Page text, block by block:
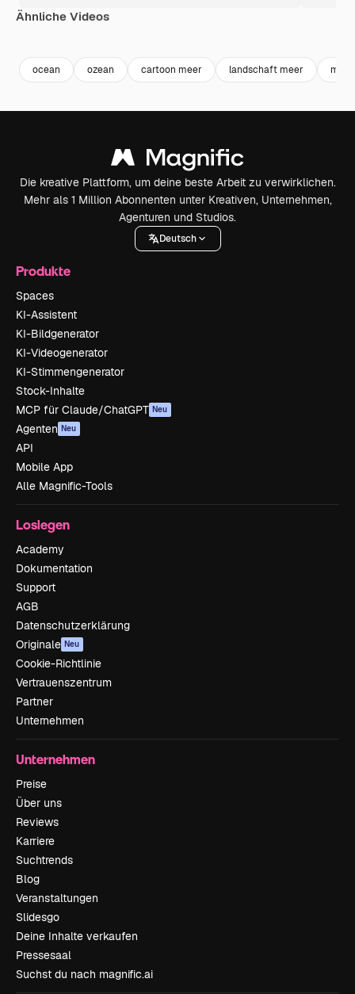
Ähnliche Videos
ocean ozean cartoon meer landschaft meer
Die kreative Plattform, um deine beste Arbeit zu verwirklichen.
Mehr als 1 Million Abonnenten unter Kreativen, Unternehmen,
Agenturen und Studios.
Deutsch
Produkte
Spaces
KI-Assistent
KI-Bildgenerator
KI-Videogenerator
KI-Stimmengenerator
Stock-Inhalte
MCP für Claude/ChatGPT Neu
Agenten Neu
API
Mobile App
Alle Magnific-Tools
Loslegen
Academy
Dokumentation
Support
AGB
Datenschutzerklärung
Originale Neu
Cookie-Richtlinie
Vertrauenszentrum
Partner
Unternehmen
Unternehmen
Preise
Über uns
Reviews
Karriere
Suchtrends
Blog
Veranstaltungen
Slidesgo
Deine Inhalte verkaufen
Pressesaal
Suchst du nach magnific.ai